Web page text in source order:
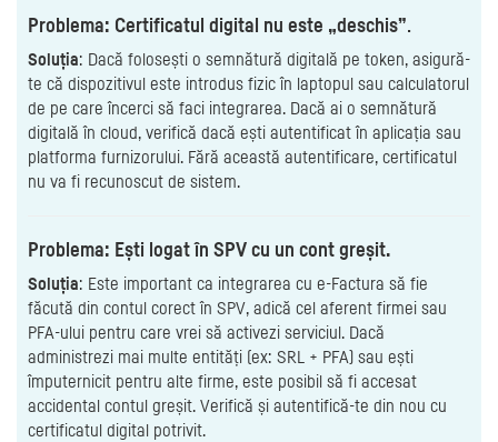
Problema: Certificatul digital nu este „deschis”.
Soluția: Dacă folosești o semnătură digitală pe token, asigură-
te că dispozitivul este introdus fizic în laptopul sau calculatorul
de pe care încerci să faci integrarea. Dacă ai o semnătură
digitală în cloud, verifică dacă ești autentificat în aplicația sau
platforma furnizorului. Fără această autentificare, certificatul
nu va fi recunoscut de sistem.
Problema: Ești logat în SPV cu un cont greșit.
Soluția: Este important ca integrarea cu e-Factura să fie
făcută din contul corect în SPV, adică cel aferent firmei sau
PFA-ului pentru care vrei să activezi serviciul. Dacă
administrezi mai multe entități (ex: SRL + PFA) sau ești
împuternicit pentru alte firme, este posibil să fi accesat
accidental contul greșit. Verifică și autentifică-te din nou cu
certificatul digital potrivit.